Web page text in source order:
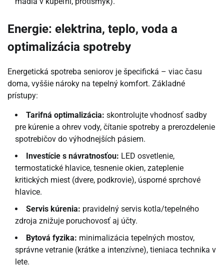
Energie: elektrina, teplo, voda a
optimalizácia spotreby
Energetická spotreba seniorov je špecifická – viac času
doma, vyššie nároky na tepelný komfort. Základné
prístupy:
Tarifná optimalizácia: skontrolujte vhodnosť sadby
pre kúrenie a ohrev vody, čítanie spotreby a prerozdelenie
spotrebičov do výhodnejších pásiem.
Investície s návratnosťou: LED osvetlenie,
termostatické hlavice, tesnenie okien, zateplenie
kritických miest (dvere, podkrovie), úsporné sprchové
hlavice.
Servis kúrenia: pravidelný servis kotla/tepelného
zdroja znižuje poruchovosť aj účty.
Bytová fyzika: minimalizácia tepelných mostov,
správne vetranie (krátke a intenzívne), tieniaca technika v
lete.